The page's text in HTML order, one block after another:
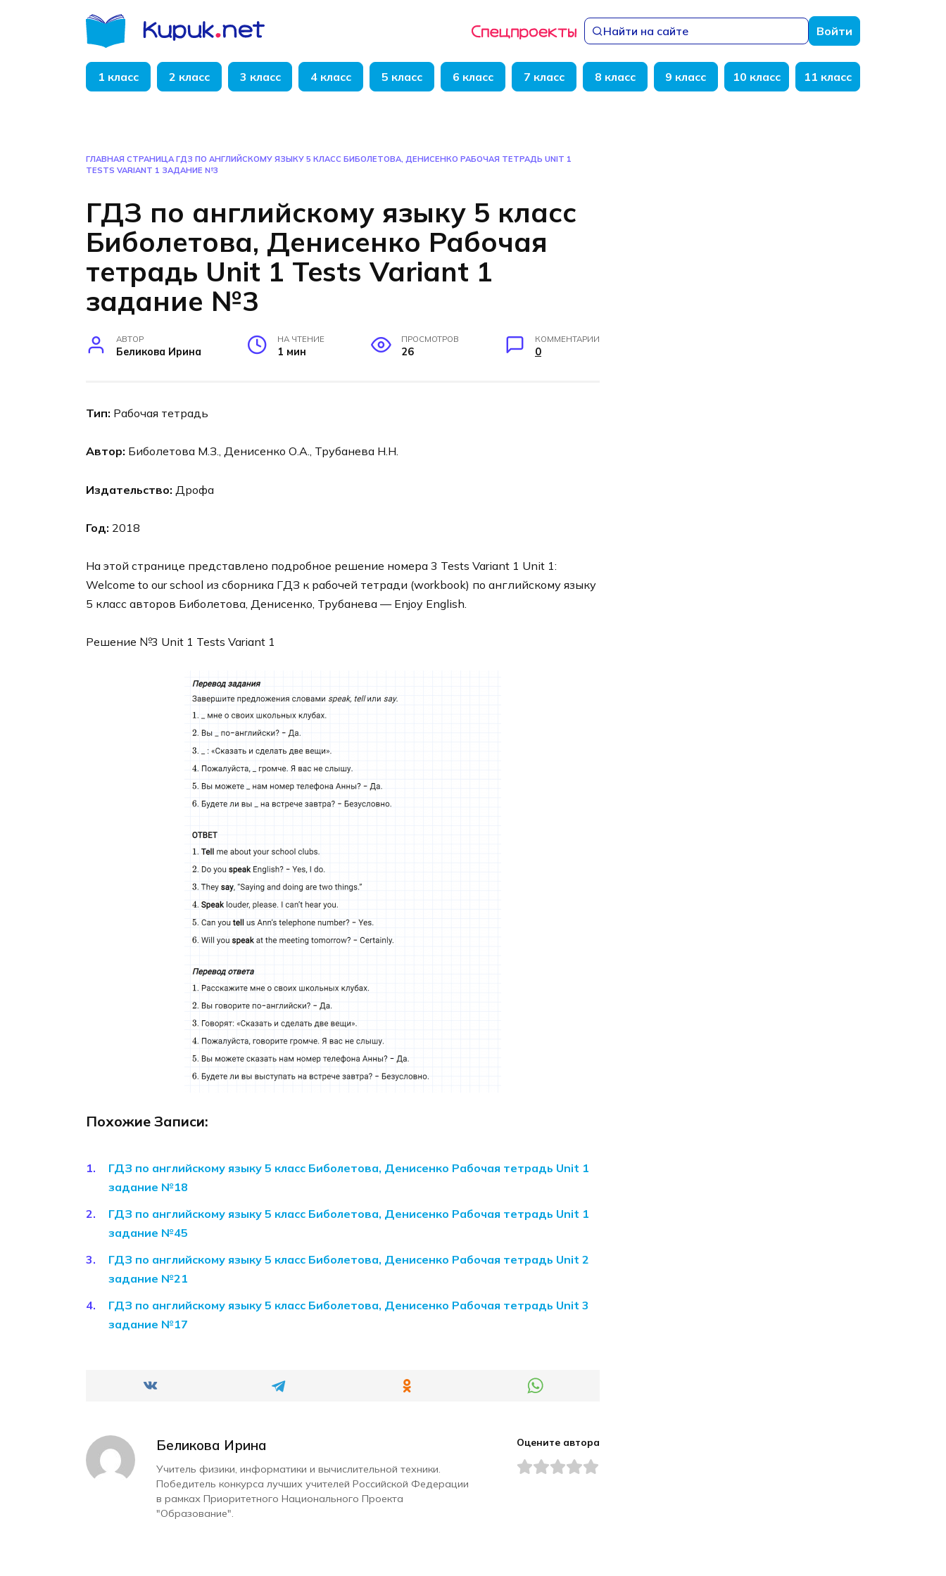
Найти на сайте Войти
1 класс 2 класс 3 класс 4 класс 5 класс 6 класс 7 класс 8 класс 9 класс 10 класс 11 класс
ГЛАВНАЯ СТРАНИЦА ГДЗ ПО АНГЛИЙСКОМУ ЯЗЫКУ 5 КЛАСС БИБОЛЕТОВА, ДЕНИСЕНКО РАБОЧАЯ ТЕТРАДЬ UNIT 1
TESTS VARIANT 1 ЗАДАНИЕ №3
ГДЗ по английскому языку 5 класс
Биболетова, Денисенко Рабочая
тетрадь Unit 1 Tests Variant 1
задание №3
АВТОР
Беликова Ирина
НА ЧТЕНИЕ
1 мин
ПРОСМОТРОВ
26
КОММЕНТАРИИ
0
Тип: Рабочая тетрадь
Автор: Биболетова М.З., Денисенко О.А., Трубанева Н.Н.
Издательство: Дрофа
Год: 2018
На этой странице представлено подробное решение номера 3 Tests Variant 1 Unit 1:
Welcome to our school из сборника ГДЗ к рабочей тетради (workbook) по английскому языку
5 класс авторов Биболетова, Денисенко, Трубанева — Enjoy English.
Решение №3 Unit 1 Tests Variant 1
Похожие Записи:
ГДЗ по английскому языку 5 класс Биболетова, Денисенко Рабочая тетрадь Unit 1
задание №18
ГДЗ по английскому языку 5 класс Биболетова, Денисенко Рабочая тетрадь Unit 1
задание №45
ГДЗ по английскому языку 5 класс Биболетова, Денисенко Рабочая тетрадь Unit 2
задание №21
ГДЗ по английскому языку 5 класс Биболетова, Денисенко Рабочая тетрадь Unit 3
задание №17
Беликова Ирина
Учитель физики, информатики и вычислительной техники.
Победитель конкурса лучших учителей Российской Федерации
в рамках Приоритетного Национального Проекта
"Образование".
Оцените автора